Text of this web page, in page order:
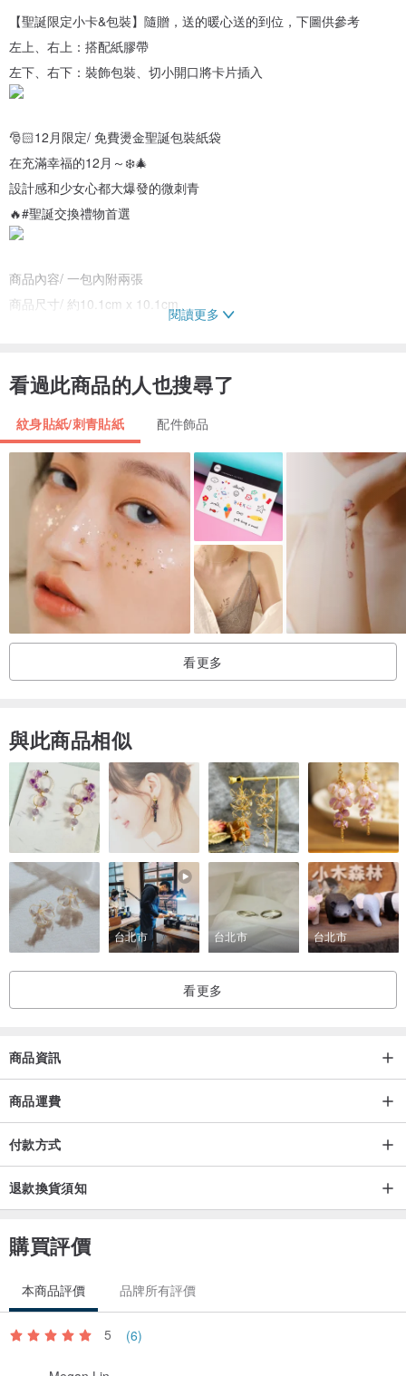
【聖誕限定小卡&包裝】隨贈，送的暖心送的到位，下圖供參考
左上、右上：搭配紙膠帶
左下、右下：裝飾包裝、切小開口將卡片插入
🎅🏻12月限定/ 免費燙金聖誕包裝紙袋
在充滿幸福的12月～❄️🎄
設計感和少女心都大爆發的微刺青
🔥#聖誕交換禮物首選
商品內容/ 一包內附兩張
商品尺寸/ 約10.1cm x 10.1cm
產品使用說明:
2. 將肌膚上的乳液、護手霜及防曬油等...清除乾淨，以免影響黏貼效
果
3. 撕除刺青貼紙上的透明塑膠膜
4. 參照背面的浮水印圖案選定要貼上的位置後，將圖案面朝下緊貼於
皮膚上，越服貼效果越好
5. 用水將刺青貼紙背面沾濕並輕壓約30秒(請耐心等候喔)
6. 小心撕除背紙後再輕輕的使用冷水抹在圖案上來呈現最好的效果
7. 將其他未使用到的圖案重覆以上步驟貼於皮膚上，創造屬於個人獨
特的亮眼飾品!
如何清除:
產品安全性:
＊無毒、安全且不易過敏
＊防水
＊適合3歲以上使用。
注意事項:
1. 請勿使用於傷口、濕疹、眼週、敏感性及對任何會對黏著劑過敏之
皮膚部位
3. 如有不適，請停止使用
4. 請放置乾燥陰涼處以避免變質。
產地/製造方式
產地/製造方式 倫敦設計 / 中國製造
閱讀更多
看過此商品的人也搜尋了
紋身貼紙/刺青貼紙 配件飾品
看更多
與此商品相似
台北市 台北市 台北市
看更多
商品資訊
商品運費
付款方式
退款換貨須知
購買評價
本商品評價 品牌所有評價
5 (6)